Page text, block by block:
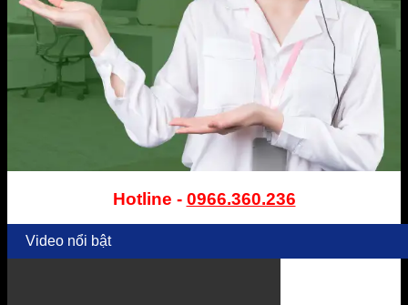
Hotline - 0966.360.236
Video nổi bật